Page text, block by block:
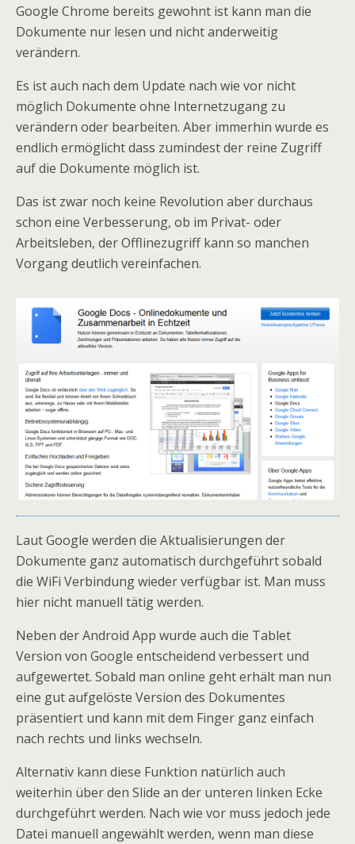
Google Chrome bereits gewohnt ist kann man die
Dokumente nur lesen und nicht anderweitig
verändern.
Es ist auch nach dem Update nach wie vor nicht
möglich Dokumente ohne Internetzugang zu
verändern oder bearbeiten. Aber immerhin wurde es
endlich ermöglicht dass zumindest der reine Zugriff
auf die Dokumente möglich ist.
Das ist zwar noch keine Revolution aber durchaus
schon eine Verbesserung, ob im Privat- oder
Arbeitsleben, der Offlinezugriff kann so manchen
Vorgang deutlich vereinfachen.
Laut Google werden die Aktualisierungen der
Dokumente ganz automatisch durchgeführt sobald
die WiFi Verbindung wieder verfügbar ist. Man muss
hier nicht manuell tätig werden.
Neben der Android App wurde auch die Tablet
Version von Google entscheidend verbessert und
aufgewertet. Sobald man online geht erhält man nun
eine gut aufgelöste Version des Dokumentes
präsentiert und kann mit dem Finger ganz einfach
nach rechts und links wechseln.
Alternativ kann diese Funktion natürlich auch
weiterhin über den Slide an der unteren linken Ecke
durchgeführt werden. Nach wie vor muss jedoch jede
Datei manuell angewählt werden, wenn man diese